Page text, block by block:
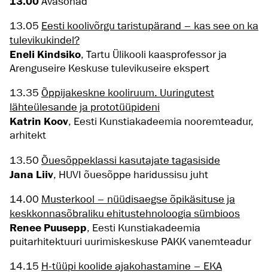
13.05 Eesti koolivõrgu taristupärand – kas see on ka
tulevikukindel?
Eneli Kindsiko, Tartu Ülikooli kaasprofessor ja
Arenguseire Keskuse tulevikuseire ekspert
13.35 Õppijakeskne kooliruum. Uuringutest
lähteülesande ja prototüüpideni
Katrin Koov, Eesti Kunstiakadeemia nooremteadur,
arhitekt
13.50 Õuesõppeklassi kasutajate tagasiside
Jana Liiv, HUVI õuesõppe haridussisu juht
14.00 Musterkool – nüüdisaegse õpikäsituse ja
keskkonnasõbraliku ehitustehnoloogia sümbioos
Renee Puusepp, Eesti Kunstiakadeemia
puitarhitektuuri uurimiskeskuse PAKK vanemteadur
14.15 H-tüüpi koolide ajakohastamine – EKA